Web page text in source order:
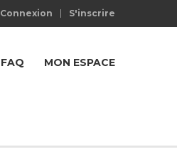
Connexion S'inscrire
FAQ MON ESPACE